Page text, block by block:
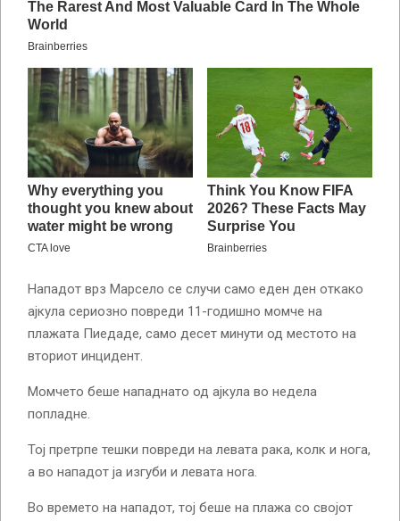
Нападот врз Марсело се случи само еден ден откако
ајкула сериозно повреди 11-годишно момче на
плажата Пиедаде, само десет минути од местото на
вториот инцидент.
Момчето беше нападнато од ајкула во недела
попладне.
Тој претрпе тешки повреди на левата рака, колк и нога,
а во нападот ја изгуби и левата нога.
Во времето на нападот, тој беше на плажа со својот